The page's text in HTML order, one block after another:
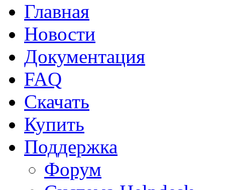
Главная
Новости
Документация
FAQ
Скачать
Купить
Поддержка
Форум